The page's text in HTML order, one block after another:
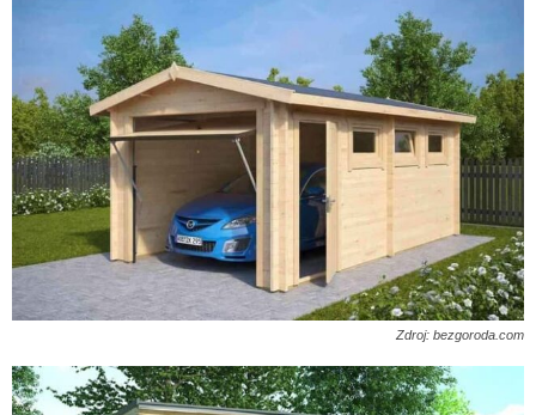
Zdroj: bezgoroda.com